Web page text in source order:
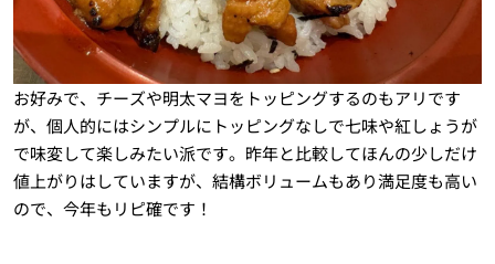
お好みで、チーズや明太マヨをトッピングするのもアリです
が、個人的にはシンプルにトッピングなしで七味や紅しょうが
で味変して楽しみたい派です。昨年と比較してほんの少しだけ
値上がりはしていますが、結構ボリュームもあり満足度も高い
ので、今年もリピ確です！